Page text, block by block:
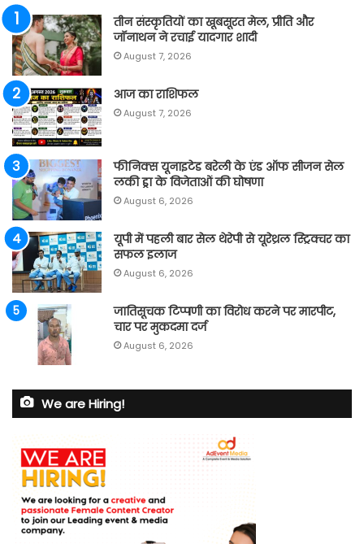
तीन संस्कृतियों का खूबसूरत मेल, प्रीति और
जॉनाथन ने रचाई यादगार शादी
August 7, 2026
आज का राशिफल
August 7, 2026
फीनिक्स यूनाइटेड बरेली के एंड ऑफ सीजन सेल
लकी ड्रा के विजेताओं की घोषणा
August 6, 2026
यूपी में पहली बार सेल थेरेपी से यूरेथ्रल स्ट्रिक्चर का
सफल इलाज
August 6, 2026
जातिसूचक टिप्पणी का विरोध करने पर मारपीट,
चार पर मुकदमा दर्ज
August 6, 2026
We are Hiring!